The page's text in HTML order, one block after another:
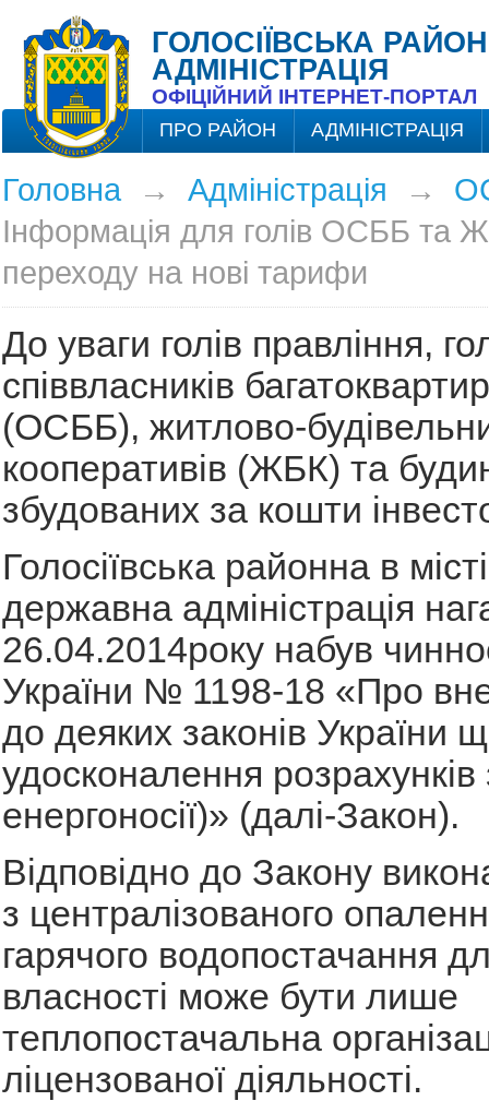
ГОЛОСІЇВСЬКА
АДМІНІСТРАЦІЯ
ОФІЦІЙНИЙ ІНТЕРНЕТ-ПОРТАЛ
ПРО РАЙОН АДМІНІСТРАЦІЯ
Головна→ Адміністрація →
Інформація для голів ОСББ та
переходу на нові тарифи
До уваги голів правління,
співвласників
(ОСББ), житлово-
кооперативів (ЖБК) та
збудованих за кошти
Голосіївська районна в
державна адміністрація
26.04.2014року набув
України № 1198-18 «Про
до деяких законів України
удосконалення розрахунків
енергоносії)» (далі-Закон).
Відповідно до Закону
з централізованого
гарячого водопостачання
власності може бути лише
теплопостачальна
ліцензованої діяльності.